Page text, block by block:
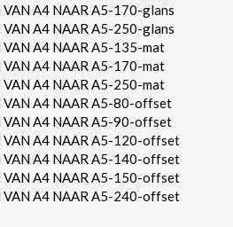
VAN A4 NAAR A5-170-glans
VAN A4 NAAR A5-250-glans
VAN A4 NAAR A5-135-mat
VAN A4 NAAR A5-170-mat
VAN A4 NAAR A5-250-mat
VAN A4 NAAR A5-80-offset
VAN A4 NAAR A5-90-offset
VAN A4 NAAR A5-120-offset
VAN A4 NAAR A5-140-offset
VAN A4 NAAR A5-150-offset
VAN A4 NAAR A5-240-offset